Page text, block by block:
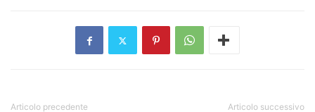
Articolo precedente Articolo successivo